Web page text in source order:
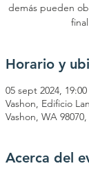
demás pueden
Horario y
05 sept 2024, 19:00
Vashon, Edificio
Vashon, WA
Acerca del